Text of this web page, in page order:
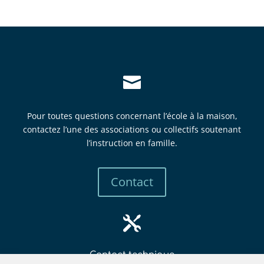

Pour toutes questions concernant l’école à la maison,
contactez l’une des associations ou collectifs soutenant
l’instruction en famille.
Contact

Contact technique